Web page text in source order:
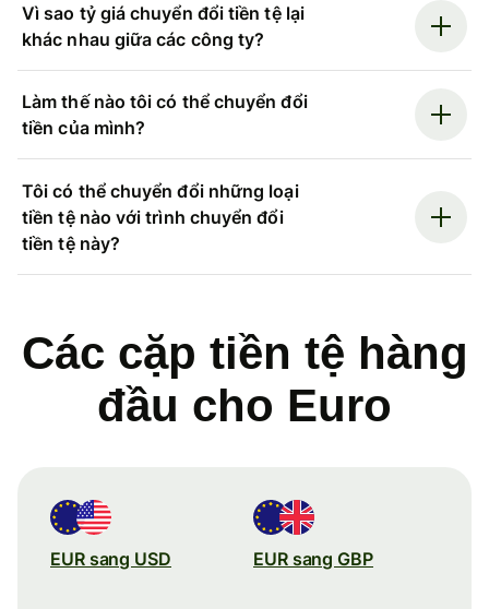
Vì sao tỷ giá chuyển đổi tiền tệ lại
khác nhau giữa các công ty?
Làm thế nào tôi có thể chuyển đổi
tiền của mình?
Tôi có thể chuyển đổi những loại
tiền tệ nào với trình chuyển đổi
tiền tệ này?
Các cặp tiền tệ hàng
đầu cho Euro
EUR sang USD EUR sang GBP